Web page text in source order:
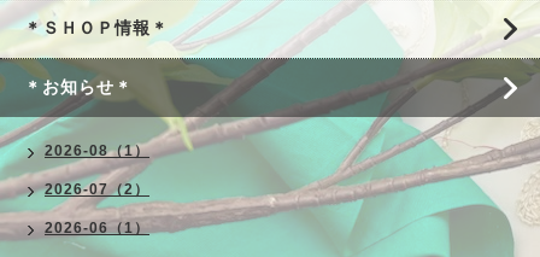
＊ＳＨＯＰ情報＊
＊お知らせ＊
2026-08（1）
2026-07（2）
2026-06（1）